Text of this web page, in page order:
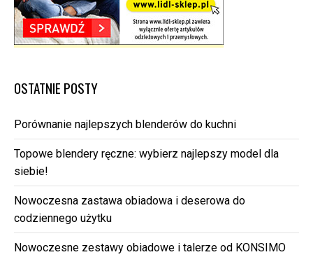
OSTATNIE POSTY
Porównanie najlepszych blenderów do kuchni
Topowe blendery ręczne: wybierz najlepszy model dla
siebie!
Nowoczesna zastawa obiadowa i deserowa do
codziennego użytku
Nowoczesne zestawy obiadowe i talerze od KONSIMO